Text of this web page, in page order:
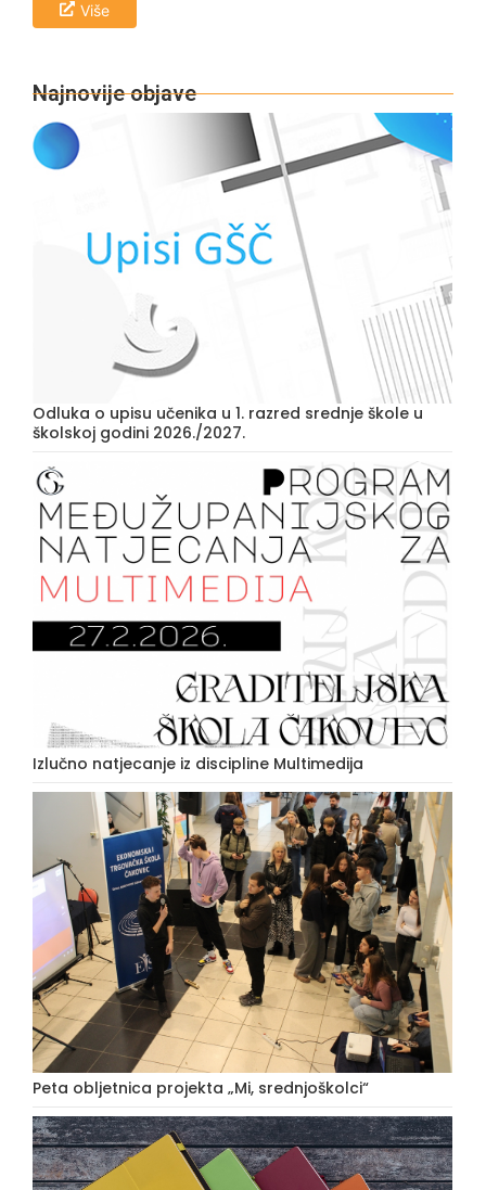
Više
Najnovije objave
Odluka o upisu učenika u 1. razred srednje škole u
školskoj godini 2026./2027.
Izlučno natjecanje iz discipline Multimedija
Peta obljetnica projekta „Mi, srednjoškolci“